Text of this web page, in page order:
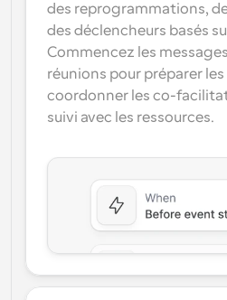
Webhooks
Soyez informé lorsque
des reprogrammations,
des déclencheurs basés
Commencez les
réunions pour préparer
coordonner les co-
suivi avec les ressources.